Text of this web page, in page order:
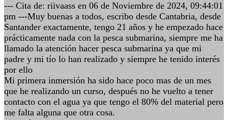
--- Cita de: riivaass en 06 de Noviembre de 2024, 09:44:01
pm ---Muy buenas a todos, escribo desde Cantabria, desde
Santander exactamente, tengo 21 años y he empezado hace
prácticamente nada con la pesca submarina, siempre me ha
llamado la atención hacer pesca submarina ya que mi
padre y mi tío lo han realizado y siempre he tenido interés
por ello
Mi primera inmersión ha sido hace poco mas de un mes
que he realizando un curso, después no he vuelto a tener
contacto con el agua ya que tengo el 80% del material pero
me falta alguna que otra cosa.